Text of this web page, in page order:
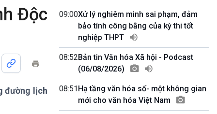
Trước giờ mở cửa
Dòng chảy Kinh tế
Tuyên chiến với gian lận
thương mại
Mùa vàng
Biển đảo Việt Nam
Tâm tình biên giới và hải
Tìm hiểu biển, đảo Việt
Nam
Podcast
Góc nhìn VOV1
Độc
đường lịch
09:00Xử lý nghiêm minh sai phạm, đảm
bảo tính công bằng của kỳ thi tốt
nghiệp THPT
08:52Bản tin Văn hóa Xã hội - Podcast
(06/08/2026)
08:51Hạ tầng văn hóa số- một không gian
mới cho văn hóa Việt Nam